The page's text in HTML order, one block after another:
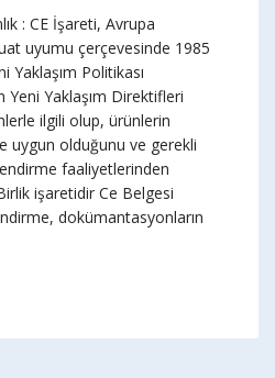
: CE İşareti, Avrupa
uyumu çerçevesinde 1985
Yaklaşım Politikası
Yeni Yaklaşım Direktifleri
ilgili olup, ürünlerin
uygun olduğunu ve gerekli
faaliyetlerinden
işaretidir Ce Belgesi
dokümantasyonların